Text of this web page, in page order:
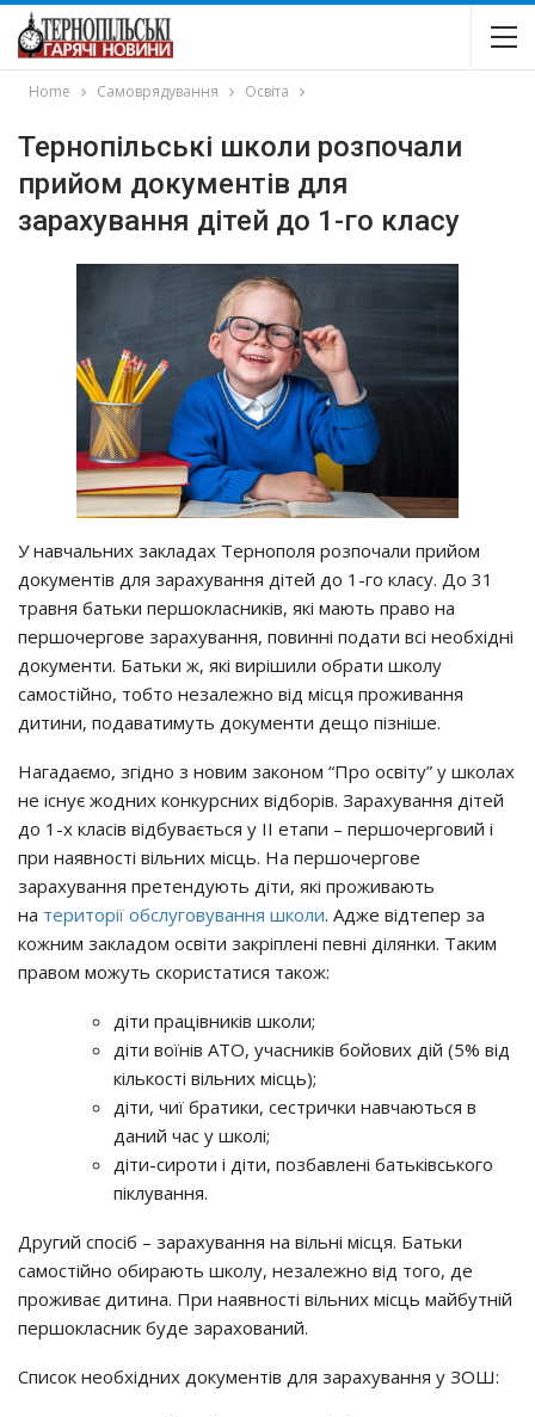
Home Самоврядування Освіта
Тернопільські школи розпочали
прийом документів для
зарахування дітей до 1-го класу
У навчальних закладах Тернополя розпочали прийом
документів для зарахування дітей до 1-го класу. До 31
травня батьки першокласників, які мають право на
першочергове зарахування, повинні подати всі необхідні
документи. Батьки ж, які вирішили обрати школу
самостійно, тобто незалежно від місця проживання
дитини, подаватимуть документи дещо пізніше.
Нагадаємо, згідно з новим законом “Про освіту” у школах
не існує жодних конкурсних відборів. Зарахування дітей
до 1-х класів відбувається у ІІ етапи – першочерговий і
при наявності вільних місць. На першочергове
зарахування претендують діти, які проживають
на території обслуговування школи. Адже відтепер за
кожним закладом освіти закріплені певні ділянки. Таким
правом можуть скористатися також:
діти працівників школи;
діти воїнів АТО, учасників бойових дій (5% від
кількості вільних місць);
діти, чиї братики, сестрички навчаються в
даний час у школі;
діти-сироти і діти, позбавлені батьківського
піклування.
Другий спосіб – зарахування на вільні місця. Батьки
самостійно обирають школу, незалежно від того, де
проживає дитина. При наявності вільних місць майбутній
першокласник буде зарахований.
Список необхідних документів для зарахування у ЗОШ: